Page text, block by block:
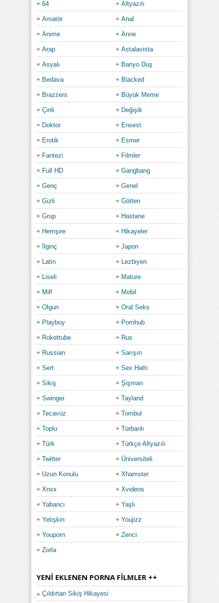
64 Altyazılı
Amatör Anal
Anime Anne
Arap Astalavista
Asyalı Banyo Duş
Bedava Blacked
Brazzers Büyük Meme
Çinli Değişik
Doktor Ensest
Erotik Esmer
Fantezi Filmler
Full HD Gangbang
Genç Genel
Gizli Götten
Grup Hastane
Hemşire Hikayeler
İlginç Japon
Latin Lezbiyen
Liseli Mature
Milf Mobil
Olgun Oral Seks
Playboy Pornhub
Rokettube Rus
Russian Sarışın
Sert Sex Hattı
Sikiş Şişman
Swinger Tayland
Tecavüz Tombul
Toplu Türbanlı
Türk Türkçe Altyazılı
Twitter Üniversiteli
Uzun Konulu Xhamster
Xnxx Xvideos
Yabancı Yaşlı
Yetişkin Youjizz
Youporn Zenci
Zorla
YENI EKLENEN PORNA FILMLER ++
Çıldırtan Sikiş Hikayesi